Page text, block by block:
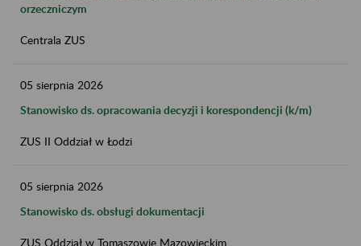
orzeczniczym
Centrala ZUS
05 sierpnia 2026
Stanowisko ds. opracowania decyzji i korespondencji (k/m)
ZUS II Oddział w Łodzi
05 sierpnia 2026
Stanowisko ds. obsługi dokumentacji
ZUS Oddział w Tomaszowie Mazowieckim